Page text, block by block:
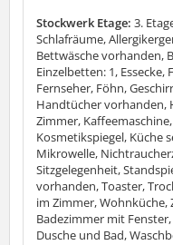
Stockwerk Etage: 3.
Schlafräume,
Bettwäsche vorhanden,
Einzelbetten: 1,
Fernseher, Föhn,
Handtücher vorhanden,
Zimmer,
Kosmetikspiegel, Küche
Mikrowelle,
Sitzgelegenheit,
vorhanden, Toaster,
im Zimmer,
Badezimmer mit Fenster,
Dusche und Bad,